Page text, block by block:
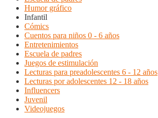
Humor gráfico
Infantil
Cómics
Cuentos para niños 0 - 6 años
Entretenimientos
Escuela de padres
Juegos de estimulación
Lecturas para preadolescentes 6 - 12 años
Lecturas por adolescentes 12 - 18 años
Influencers
Juvenil
Videojuegos